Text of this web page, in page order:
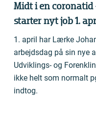
Midt i en coronatid
starter nyt job 1.
1. april har Lærke
arbejdsdag på sin nye
Udviklings- og
ikke helt som normalt
indtog.